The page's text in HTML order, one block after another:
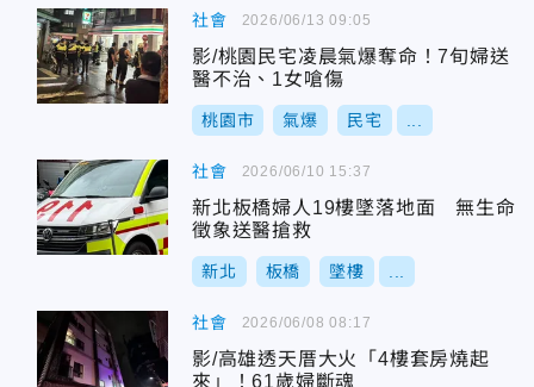
社會
影/桃園民宅凌晨氣爆奪命！7旬婦送
醫不治、1女嗆傷
桃園市 氣爆 民宅
2026/06/13 09:05
社會
新北板橋婦人19樓墜落地面 無生命
徵象送醫搶救
新北 板橋 墜樓
2026/06/10 15:37
社會
影/高雄透天厝大火「4樓套房燒起
來」！61歲婦斷魂
2026/06/08 08:17